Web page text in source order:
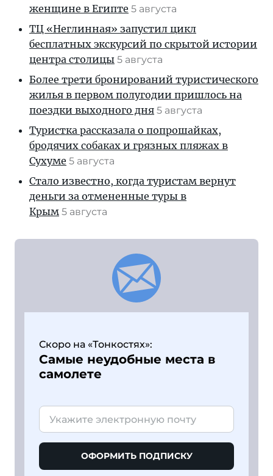
женщине в Египте 5 августа
ТЦ «Неглинная» запустил цикл
бесплатных экскурсий по скрытой истории
центра столицы 5 августа
Более трети бронирований туристического
жилья в первом полугодии пришлось на
поездки выходного дня 5 августа
Туристка рассказала о попрошайках,
бродячих собаках и грязных пляжах в
Сухуме 5 августа
Стало известно, когда туристам вернут
деньги за отмененные туры в
Крым 5 августа
Скоро на «Тонкостях»:
Самые неудобные места в
самолете
ОФОРМИТЬ ПОДПИСКУ